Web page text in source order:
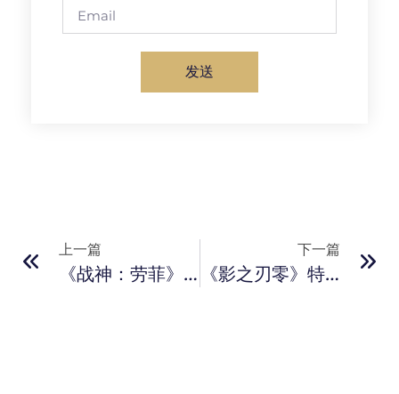
发送
上一篇
《战神：劳菲》正式公开！主角是奎爷老婆
下一篇
《影之刃零》特别先导预告公开！延期至10月29日发售